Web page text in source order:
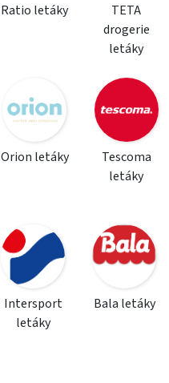
Ratio letáky
TETA
drogerie
letáky
Orion letáky
Tescoma
letáky
Intersport
letáky
Bala letáky